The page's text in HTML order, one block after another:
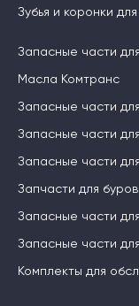
Зубья и коронки
Запасные части
Масла Комтранс
Запасные части
Запасные части
Запасные части
Запчасти для
Запасные части
Запасные части
Комплекты для